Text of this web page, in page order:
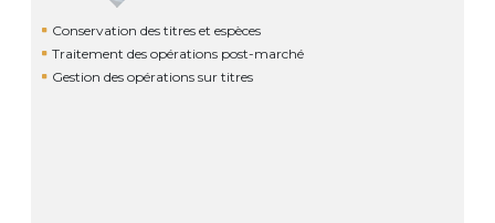
Conservation des titres et espèces
Traitement des opérations post-marché
Gestion des opérations sur titres